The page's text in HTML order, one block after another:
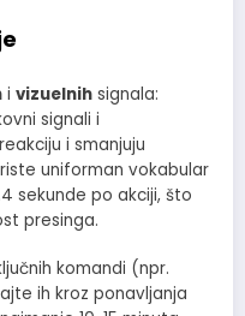
i vizuelnih signala:
signali i
i smanjuju
uniforman vokabular
sekunde po akciji, što
presinga.
komandi (npr.
ih kroz ponavljanja